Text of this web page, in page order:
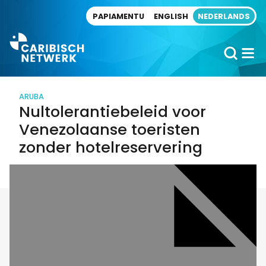
PAPIAMENTU ENGLISH NEDERLANDS
ARUBA
Nultolerantiebeleid voor
Venezolaanse toeristen
zonder hotelreservering